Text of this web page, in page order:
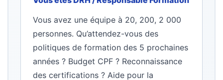
Vous avez une équipe à 20, 200, 2 000
personnes. Qu’attendez-vous des
politiques de formation des 5 prochaines
années ? Budget CPF ? Reconnaissance
des certifications ? Aide pour la